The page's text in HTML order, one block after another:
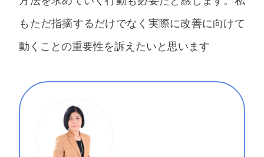
もただ指摘するだけでなく実際に改善に向けて
動くことの重要性を訴えたいと思います